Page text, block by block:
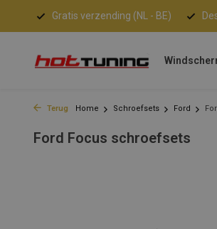
Gratis verzending (NL - BE)
Terug Home Schroefsets Ford
Ford Focus schroefsets